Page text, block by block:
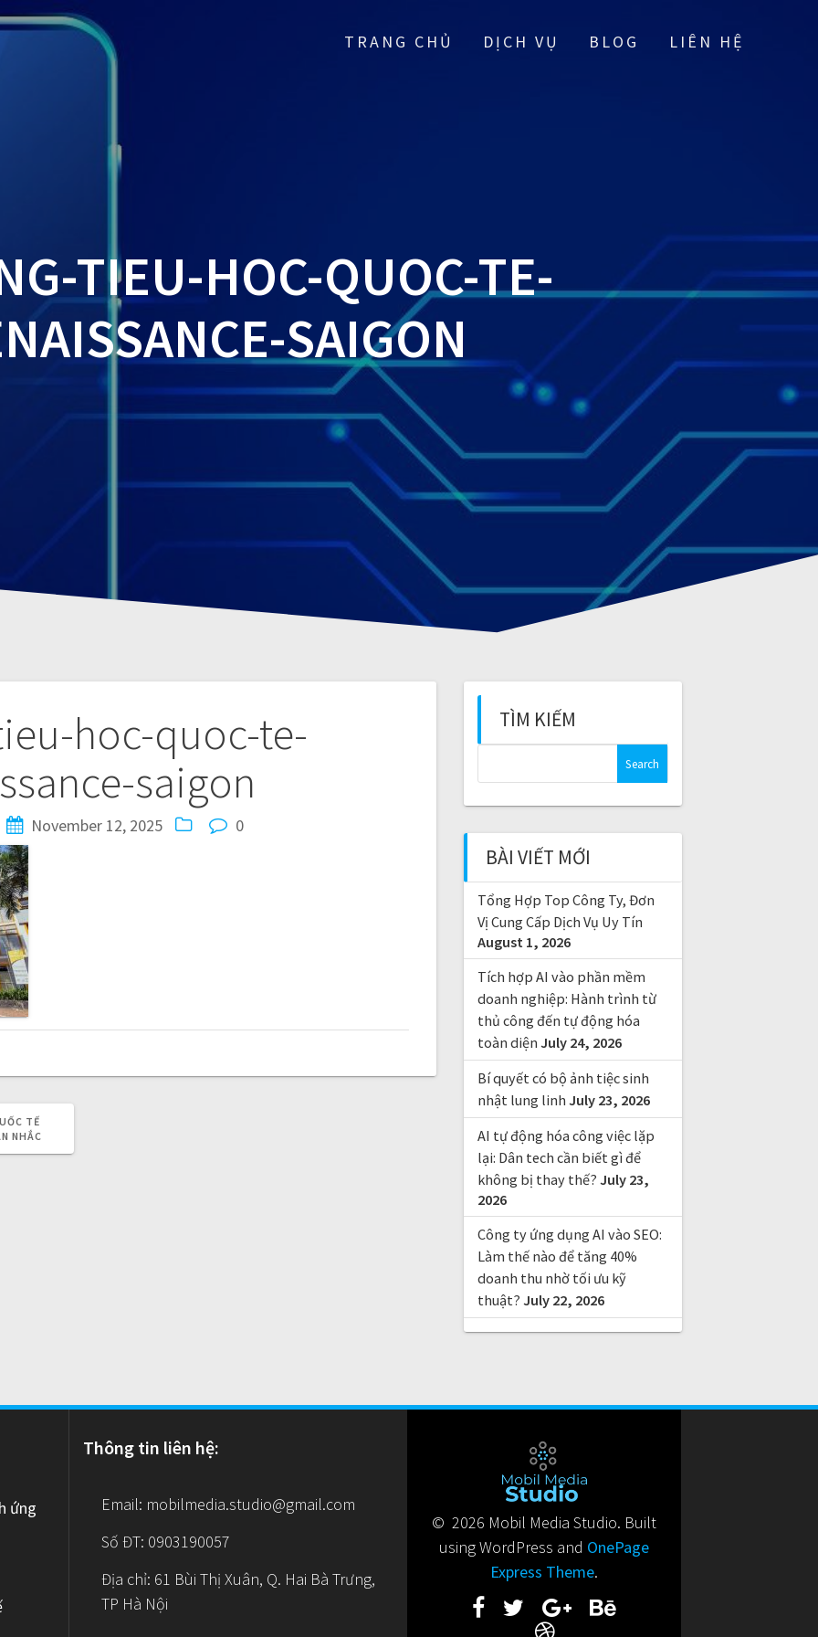
TRANG CHỦ DỊCH VỤ BLOG LIÊN HỆ
TIEU-HOC-QUOC-TE-
SAIGON
hoc-quoc-te-
saigon
November 12, 2025 0
TẾ
NHẮC
TÌM KIẾM
c
f
o
r
:
BÀI VIẾT MỚI
Tổng Hợp Top Công Ty, Đơn
Vị Cung Cấp Dịch Vụ Uy Tín
August 1, 2026
Tích hợp AI vào phần mềm
doanh nghiệp: Hành trình từ
thủ công đến tự động hóa
toàn diện July 24, 2026
Bí quyết có bộ ảnh tiệc sinh
nhật lung linh July 23, 2026
AI tự động hóa công việc lặp
lại: Dân tech cần biết gì để
không bị thay thế? July 23,
2026
Công ty ứng dụng AI vào SEO:
Làm thế nào để tăng 40%
doanh thu nhờ tối ưu kỹ
thuật? July 22, 2026
ứng
Thông tin liên hệ:
Email: mobilmedia.studio@gmail.com
Số ĐT: 0903190057
Địa chỉ: 61 Bùi Thị Xuân, Q. Hai Bà Trưng,
TP Hà Nội
© 2026 Mobil Media Studio. Built
using WordPress and OnePage
Express Theme.